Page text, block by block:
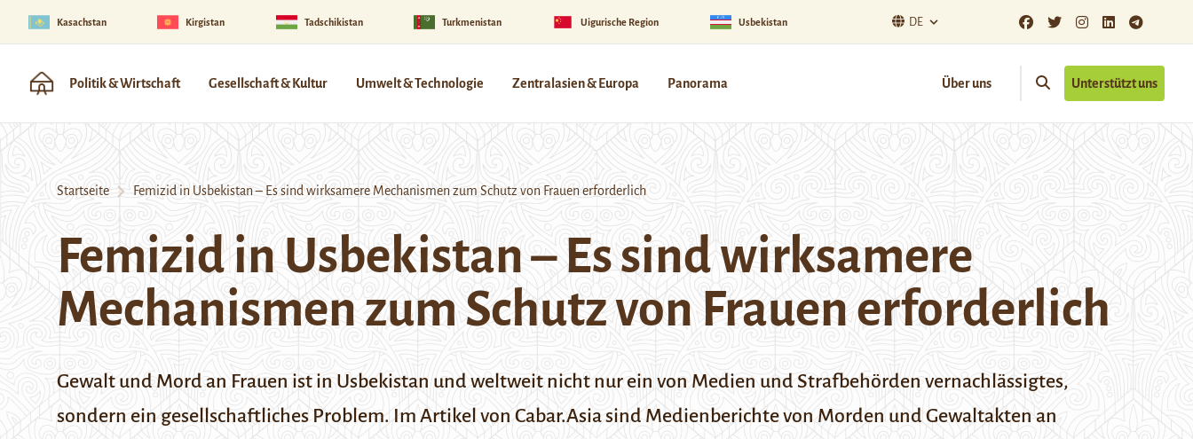
Kasachstan Kirgistan Tadschikistan Turkmenistan Uigurische Region Usbekistan DE
Politik & Wirtschaft Gesellschaft & Kultur Umwelt & Technologie Zentralasien & Europa Panorama Über uns Unterstützt uns
Startseite Femizid in Usbekistan – Es sind wirksamere Mechanismen zum Schutz von Frauen erforderlich
Femizid in Usbekistan – Es sind wirksamere
Mechanismen zum Schutz von Frauen erforderlich
Gewalt und Mord an Frauen ist in Usbekistan und weltweit nicht nur ein von Medien und Strafbehörden vernachlässigtes,
sondern ein gesellschaftliches Problem. Im Artikel von Cabar.Asiasind Medienberichte von Morden und Gewaltakten an